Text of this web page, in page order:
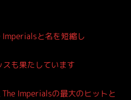
Imperialsと名を短縮し
スも果たしています
Imperialsの最大のヒットと